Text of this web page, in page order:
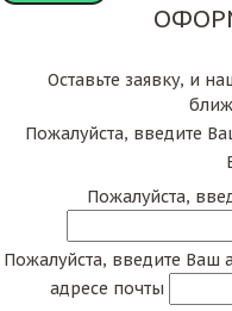
Оставьте заявку, и
Пожалуйста, введите
Пожалуйста,
Пожалуйста, введите Ваш
адресе почты